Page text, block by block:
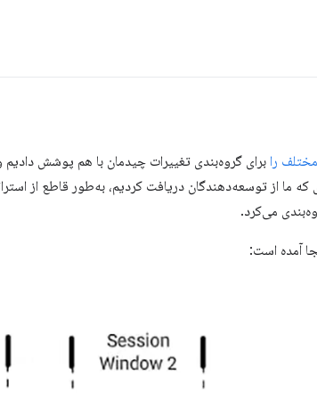
را برای گروه‌بندی تغییرات چیدمان با هم پوشش
ما از توسعه‌دهندگان دریافت کردیم، به‌طور قاطع از
می‌کرد.
آمده است: